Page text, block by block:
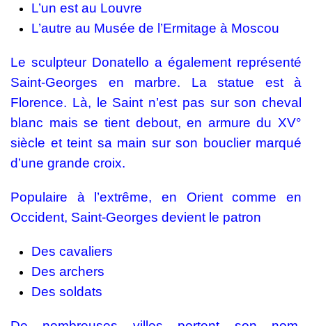
L’un est au Louvre
L’autre au Musée de l’Ermitage à Moscou
Le sculpteur Donatello a également représenté
Saint-Georges en marbre. La statue est à
Florence. Là, le Saint n’est pas sur son cheval
blanc mais se tient debout, en armure du XV°
siècle et teint sa main sur son bouclier marqué
d’une grande croix.
Populaire à l’extrême, en Orient comme en
Occident, Saint-Georges devient le patron
Des cavaliers
Des archers
Des soldats